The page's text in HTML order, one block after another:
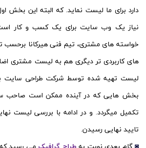
دارد برای ما لیست نماید. که البته این بخش
نیاز یک وب سایت برای یک کسب و کار
خواسته های مشتری، تیم فنی هیرکانا برحسب
های کاربردی تر دیگری هم به لیست مشتری
لیست تهیه شده توسط شرکت طراحی سایت
بخش هایی که در آینده ممکن است صاحب
تکمیل میگردد. و در ادامه با بررسی لیست
تایید نهایی رسیدن.